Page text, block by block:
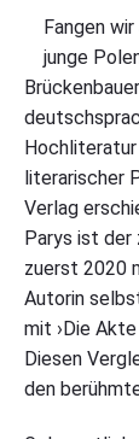
Fangen
junge
Hochliteratur
literarischer
Verlag
Parys ist der
zuerst 2020
Autorin
mit ›Die
Diesen
den